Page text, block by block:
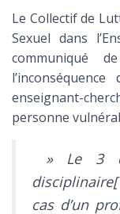
Le Collectif de
Sexuel dans
communiqué
enseignant-
personne
» Le 3
cas d’un